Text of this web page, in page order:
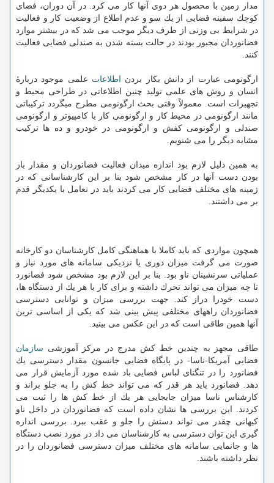
مدار زمین با محصول هر دوی آنها كار می كرد. در آن دوران، فضای
كوچك سفینه فضایی از یك سو و عدم اطلاع از وضعیت كار و فعالیت
در شرایط بی وزنی از طرف دیگر موجب می شد كه در بیشتر موارد
فضانوردان مجبور بودند در حالت بسته شدن به صندلی فضایی فعالیت
كنند.
ارگونومی عبارت از دانش بكار بردن اطلاعات علمی موجود دربارهٔ
انسان و روش های علمی تولید چنین اطلاعاتی در طراحی محیط و
تجهیزات است. معمولاً وقتی بحث ارگونومی مطرح میگردد تركیباتی
مانند ارگونومی در محیط كار و ارگونومی كار با كامپیوتر و ارگونومی
صندلی و ارگونومی كفش و ارگونومی در خودرو و ده ها تركیب
مشابه دیگر را می شنویم.
به همین دلیل لازم بود اندازه میدان فعالیت فضانوردان و مقدار باز
بودن دست آنها در كار مشخص شود بنا بر این كارشناسانی كه در
زمینه های مختلف فضایی كار می كردند باید در تعامل با یكدیگر قدم
بر می داشتند.
همچون مواردی كه باید كاملا با هماهنگی كامل كارشناسان دو كارخانه
صورت می گرفت میزان دوری یا نزدیكی سامانه های مورد نیاز و
عملیاتی سرنشینان ناو بود. بنا بر این لازم بود مشخص شود فضانورد
تا چه میزان می تواند تحرك داشته و برای كار با هر یك از دستگاه ها،
دست خودرا دراز كند. جهت بررسی میزان و توانایی دسترسی
فضانوردان راههای مختلفی پیش بینی شد كه یكی از اساسی ترین
آنها همین طاقی است كه در این عكس می بینید.
طاقی مجهز به چندین خط كش مدرج در مركز آموزشی سازمان
فضایی آمریكا-ناسا- در پایگاه فضایی جانسون مقدار دسترسی یك
فضانورد را در تنگنای لباس فضایی باد شده مورد آزمایش قرار می
دهد. فضانورد باید هر قدر كه می تواند خط كش را به جلو براند و
كارشناس ناسا میزان جابجایی هر یك از خط كش ها را ثبت می
كردند. این بررسی ها نشان داده است كه فضانوردان در داخل ناو
كیهانی چقدر می تواند دستش را جلو و عقب ببرد. بررسی اندازه
گیری این توان دسترسی به كارشناسان می داد در مورد نصب دستگاه
ها و جانمایی سامانه های مختلف میزان دسترسی فضانوردان را در
نظر داشته باشند.